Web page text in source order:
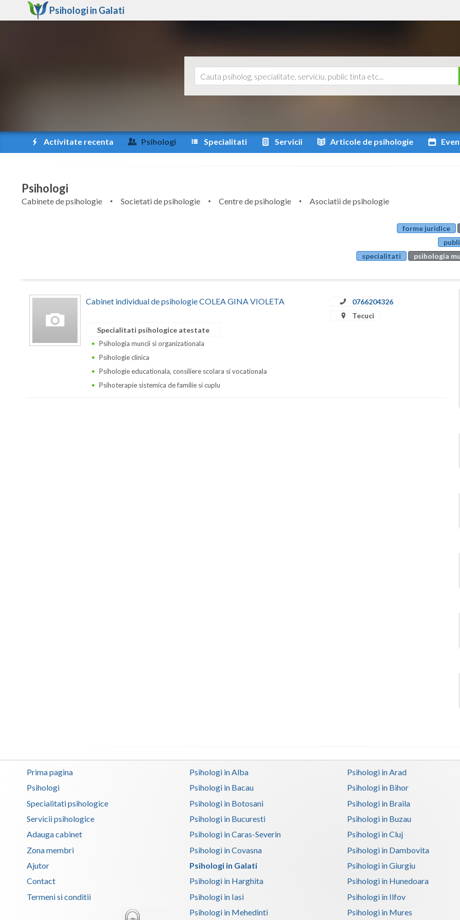
Psihologi in Galati
Activitate recenta Psihologi Specialitati Servicii Articole de psihologie
Psihologi
Cabinete de psihologie Societati de psihologie Centre de psihologie
Asociatii de psihologie
forme juridice
specialitati
psihologia
Cabinet individual de psihologie COLEA GINA VIOLETA
0766204326
Tecuci
Specialitati psihologice atestate
Psihologia muncii si organizationala
Psihologie clinica
Psihologie educationala, consiliere scolara si vocationala
Psihoterapie sistemica de familie si cuplu
Prima pagina
Psihologi
Specialitati psihologice
Servicii psihologice
Adauga cabinet
Zona membri
Ajutor
Contact
Termeni si conditii
Psihologi in Alba Psihologi in Arad
Psihologi in Bacau
Psihologi in Bihor
Psihologi in Botosani
Psihologi in Braila
Psihologi in Bucuresti
Psihologi in Buzau
Psihologi in Caras-Severin
Psihologi in Cluj
Psihologi in Covasna
Psihologi in Dambovita
Psihologi in Galati
Psihologi in Giurgiu
Psihologi in Harghita
Psihologi in Hunedoara
Psihologi in Iasi
Psihologi in Ilfov
Psihologi in Mehedinti
Psihologi in Mures